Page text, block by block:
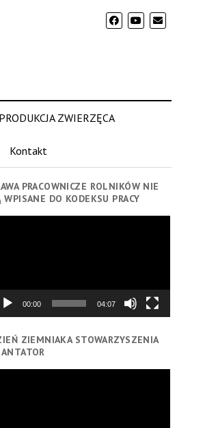
PRODUKCJA ZWIERZĘCA
Kontakt
PRACOWNICZE ROLNIKÓW NIE
WPISANE DO KODEKSU PRACY
00:00 04:07
ZIEMNIAKA STOWARZYSZENIA